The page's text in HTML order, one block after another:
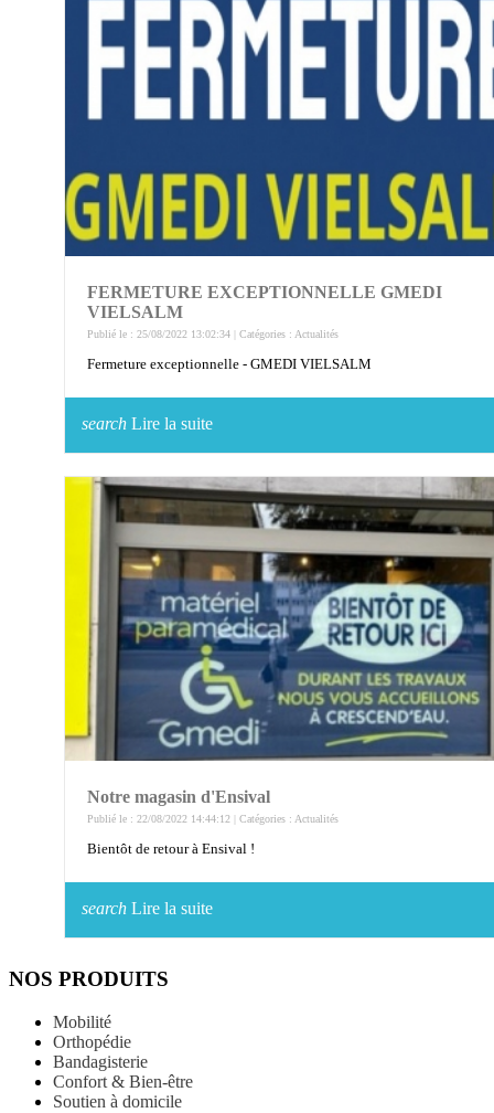
FERMETURE EXCEPTIONNELLE GMEDI
VIELSALM
Publié le : 25/08/2022 13:02:34 | Catégories : Actualités
Fermeture exceptionnelle - GMEDI VIELSALM
searchLire la suite
Notre magasin d'Ensival
Publié le : 22/08/2022 14:44:12 | Catégories : Actualités
Bientôt de retour à Ensival !
searchLire la suite
NOS PRODUITS
Mobilité
Orthopédie
Bandagisterie
Confort & Bien-être
Soutien à domicile